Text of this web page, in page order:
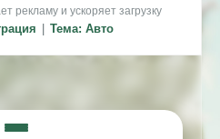
рекламу и ускоряет загрузку
Тема: Авто